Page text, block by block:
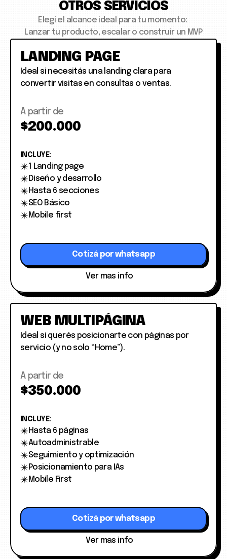
OTROS SERVICIOS
Elegí el alcance ideal para tu momento:
Lanzar tu producto, escalar o construir un MVP
LANDING PAGE
Ideal si necesitás una landing clara para
convertir visitas en consultas o ventas.
A partir de
$200.000
INCLUYE:
1 Landing page
Diseño y desarrollo
Hasta 6 secciones
SEO Básico
Mobile first
Cotizá por whatsapp
Ver mas info
WEB MULTIPÁGINA
Ideal si querés posicionarte con páginas por
servicio (y no solo “Home”).
A partir de
$350.000
INCLUYE:
Hasta 6 páginas
Autoadministrable
Seguimiento y optimización
Posicionamiento para IAs
Mobile First
Cotizá por whatsapp
Ver mas info